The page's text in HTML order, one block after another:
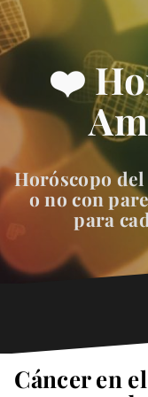
❤️
Horóscopo
o no con
para
Cáncer en